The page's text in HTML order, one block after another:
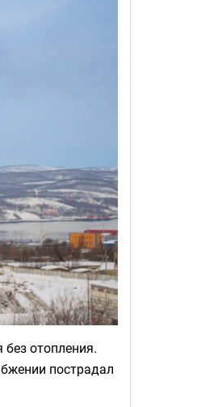
отопления.
пострадал